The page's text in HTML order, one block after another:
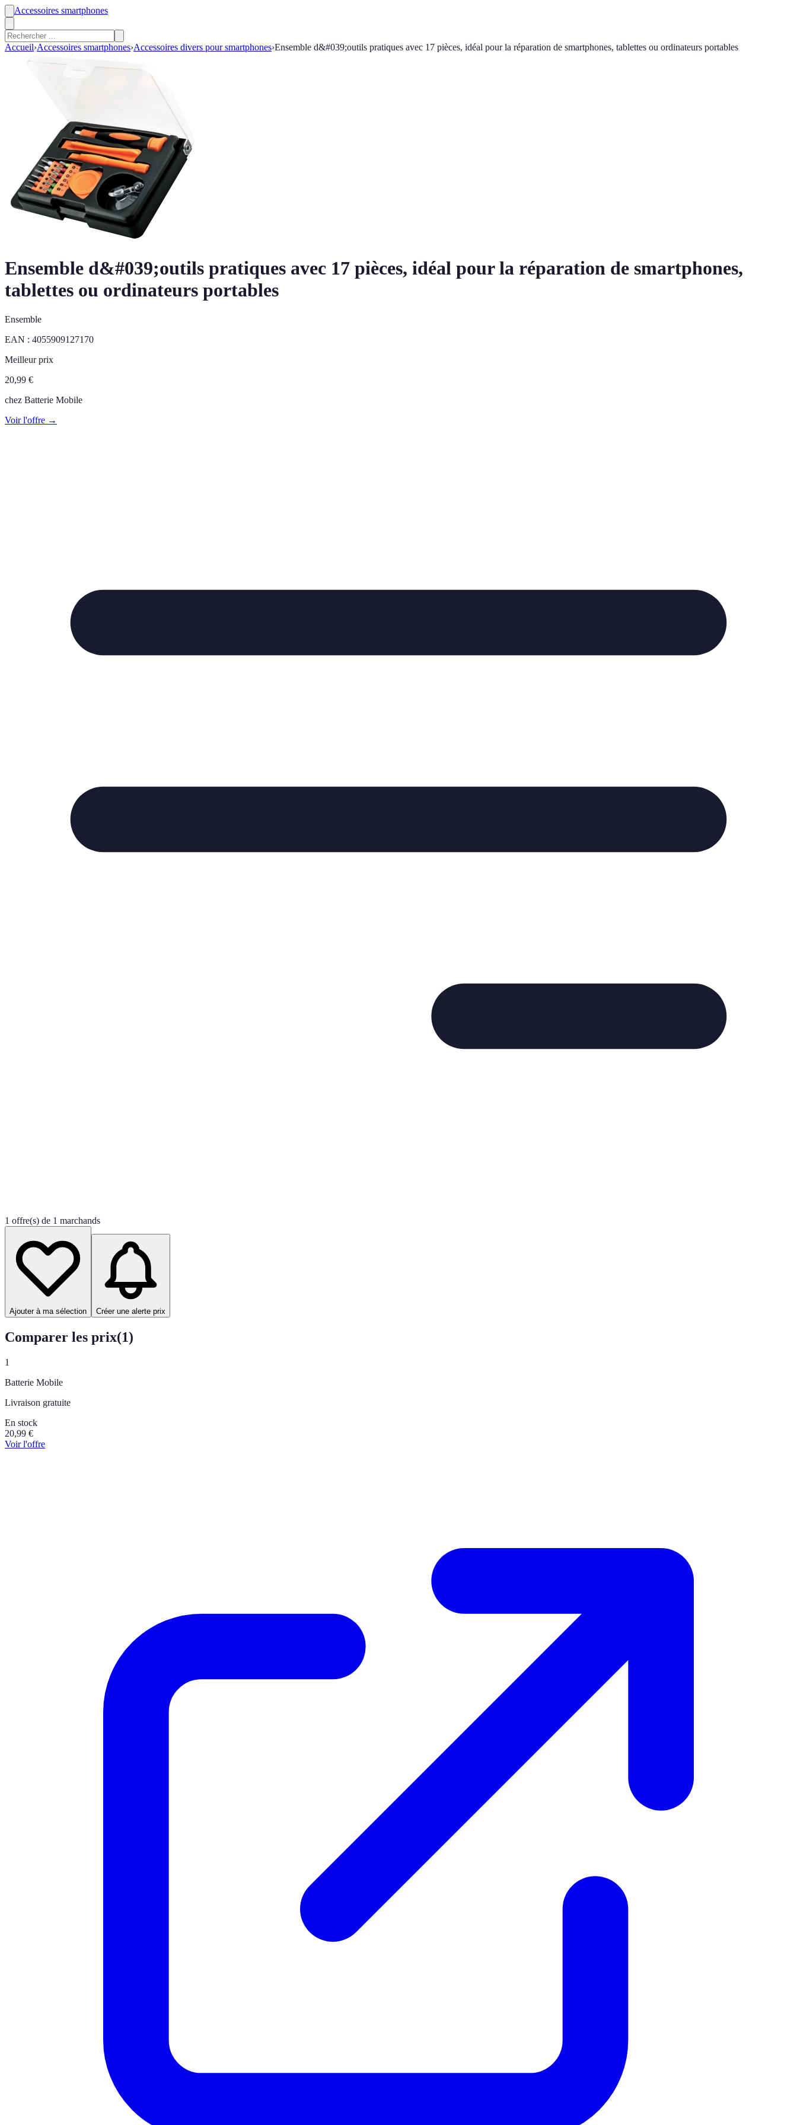
Accessoires smartphones
Accueil›Accessoires smartphones›Accessoires divers pour smartphones›Ensemble d&#039;outils pratiques avec 17 pièces, idéal pour la réparation de smartphones, tablettes ou ordinateurs portables
Ensemble d&#039;outils pratiques avec 17 pièces, idéal pour la réparation de smartphones,
tablettes ou ordinateurs portables
Ensemble
EAN : 4055909127170
Meilleur prix
20,99 €
chez Batterie Mobile
Voir l'offre →
1 offre(s) de 1 marchands
Ajouter à ma sélection Créer une alerte prix
Comparer les prix(1)
1
Batterie Mobile
Livraison gratuite
En stock
20,99 €
Voir l'offre